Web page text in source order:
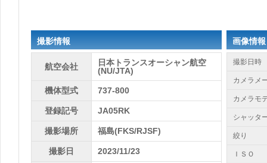
撮影情報
航空会社
日本トランスオーシャン航空
(NU/JTA)
機体型式 737-800
登録記号 JA05RK
撮影場所 福島(FKS/RJSF)
撮影日 2023/11/23
画像情報
撮影日時
カメラメ
カメラモ
シャッタ
絞り
ＩＳＯ